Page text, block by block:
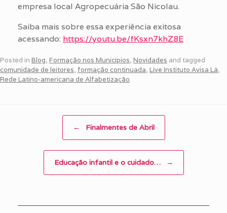
empresa local Agropecuária São Nicolau.
Saiba mais sobre essa experiência exitosa
acessando: https://youtu.be/fKsxn7khZ8E
Posted in Blog, Formação nos Municípios, Novidades and tagged
comunidade de leitores, formação continuada, Live Instituto Avisa Lá,
Rede Latino-americana de Alfabetização.
← Finalmentes de Abril
Educação infantil e o cuidado… →